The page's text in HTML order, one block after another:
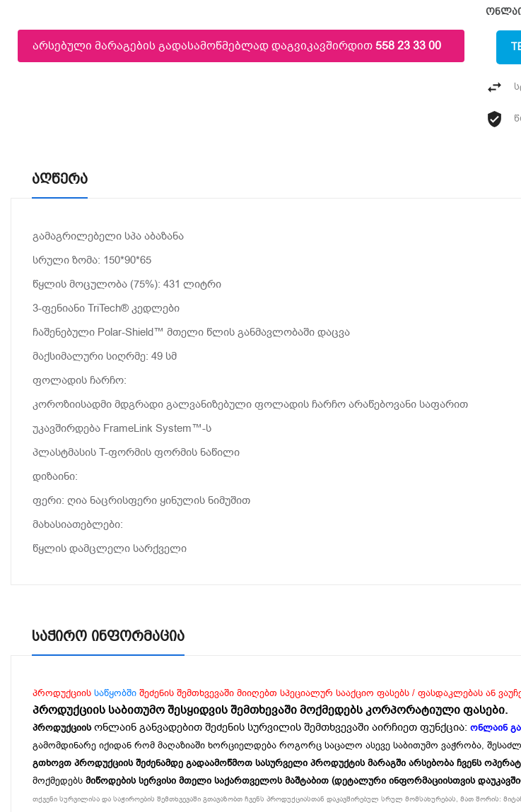
არსებული მარაგების გადასამოწმებლად დაგვიკავშირდით558 23 33 00
Აღწერა
გამაგრილებელი სპა აბაზანა
სრული ზომა: 150*90*65
წყლის მოცულობა (75%): 431 ლიტრი
3-ფენიანი TriTech® კედლები
ჩაშენებული Polar-Shield™ მთელი წლის განმავლობაში დაცვა
მაქსიმალური სიღრმე: 49 სმ
ფოლადის ჩარჩო:
კოროზიისადმი მდგრადი გალვანიზებული ფოლადის ჩარჩო არაწებოვანი საფარით
უკავშირდება FrameLink System™-ს
პლასტმასის T-ფორმის ფორმის ნაწილი
დიზაინი:
ფერი: ღია ნაცრისფერი ყინულის ნიმუშით
მახასიათებლები:
წყლის დამცლელი სარქველი
Საჭირო Ინფორმაცია
პროდუქციის საწყობში შეძენის შემთხვევაში მიიღებთ სპეციალურ სააქციო ფასებს / ფასდაკლებას ან
პროდუქციის საბითუმო შესყიდვის შემთხევაში მოქმედებს კორპორატიული ფასები.
პროდუქციის ონლაინ განვადებით შეძენის სურვილის შემთხვევაში აირჩიეთ ფუნქცია: ონლაინ
გამომდინარე იქიდან რომ მაღაზიაში ხორციელდება როგორც საცალო ასევე საბითუმო ვაჭრობა,
გთხოვთ პროდუქციის შეძენამდე გადაამოწმოთ სასურველი პროდუქტის მარაგში არსებობა ჩვენს
მოქმედებს მიწოდების სერვისი მთელი საქართველოს მაშტაბით (დეტალური ინფორმაციისთვის
თქვენი სურვილისა და საჭიროების შემთხვევაში გთავაზობთ ჩვენს პროდუქციასთან დაკავშირებულ სრულ მომსახურებას, მათ შორის: